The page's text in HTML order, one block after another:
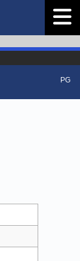
PG